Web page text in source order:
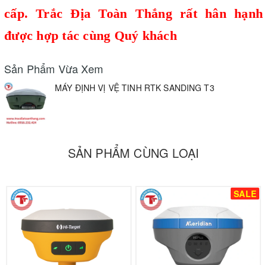
cấp.Trắc Địa Toàn Thắngrất hân hạnh
được hợp tác cùng Quý khách
Sản Phẩm Vừa Xem
MÁY ĐỊNH VỊ VỆ TINH RTK SANDING T3
SẢN PHẨM CÙNG LOẠI
SALE